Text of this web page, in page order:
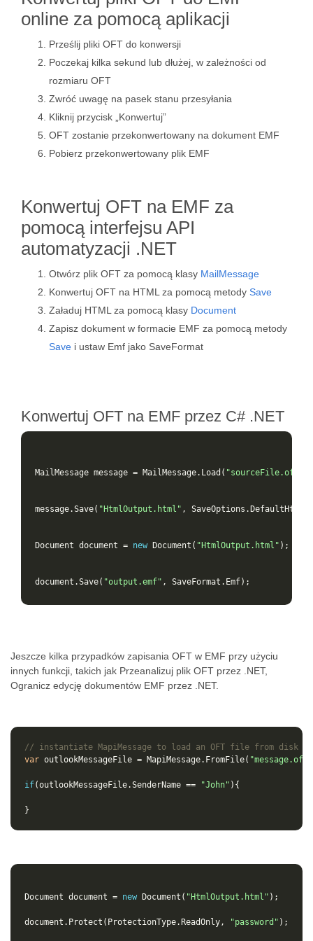
online za pomocą aplikacji
Prześlij pliki OFT do konwersji
Poczekaj kilka sekund lub dłużej, w zależności od
rozmiaru OFT
Zwróć uwagę na pasek stanu przesyłania
Kliknij przycisk „Konwertuj”
OFT zostanie przekonwertowany na dokument EMF
Pobierz przekonwertowany plik EMF
Konwertuj OFT na EMF za
pomocą interfejsu API
automatyzacji .NET
Otwórz plik OFT za pomocą klasy MailMessage
Konwertuj OFT na HTML za pomocą metody Save
Załaduj HTML za pomocą klasy Document
Zapisz dokument w formacie EMF za pomocą metody
Save i ustaw Emf jako SaveFormat
Konwertuj OFT na EMF przez C# .NET
MailMessage message = MailMessage. Load ( "sourceFile.oft"
message.Save( "HtmlOutput.html" , SaveOptions . DefaultHtml
Document document = new Document ( "HtmlOutput.html" );
document .Save( "output.emf" , SaveFormat . Emf);
Jeszcze kilka przypadków zapisania OFT w EMF przy użyciu
innych funkcji, takich jak Przeanalizuj plik OFT przez .NET,
Ogranicz edycję dokumentów EMF przez .NET.
// instantiate MapiMessage to load an OFT file from disk
var outlookMessageFile = MapiMessage. FromFile( "message.oft"
if(outlookMessageFile.SenderName == "John" ){
}
Document document = new Document ( "HtmlOutput.html" );
document . Protect ( ProtectionType. ReadOnly, "password" );